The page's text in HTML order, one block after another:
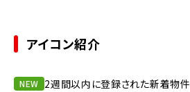
アイコン紹介
NEW 2週間以内に登録された新着物件